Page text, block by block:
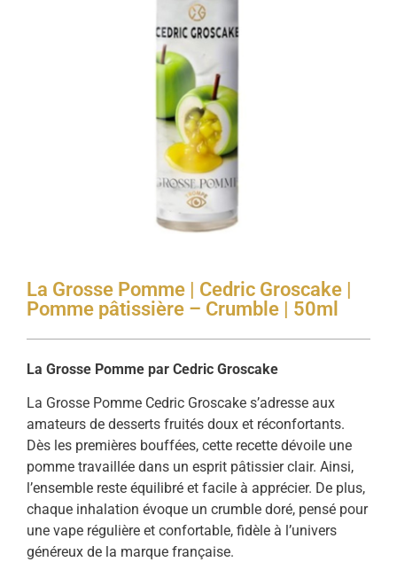
La Grosse Pomme | Cedric Groscake |
Pomme pâtissière – Crumble | 50ml
La Grosse Pomme par Cedric Groscake
La Grosse Pomme Cedric Groscake s’adresse aux
amateurs de desserts fruités doux et réconfortants.
Dès les premières bouffées, cette recette dévoile une
pomme travaillée dans un esprit pâtissier clair. Ainsi,
l’ensemble reste équilibré et facile à apprécier. De plus,
chaque inhalation évoque un crumble doré, pensé pour
une vape régulière et confortable, fidèle à l’univers
généreux de la marque française.